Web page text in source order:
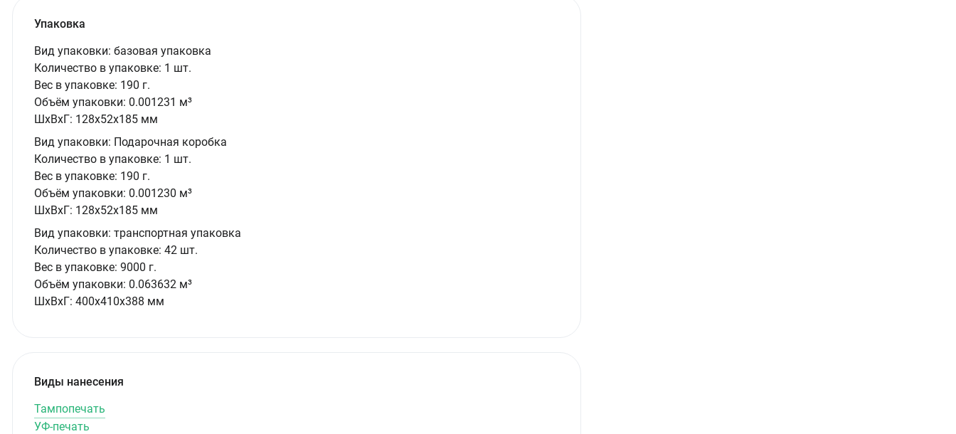
Упаковка
Вид упаковки: базовая упаковка
Количество в упаковке: 1 шт.
Вес в упаковке: 190 г.
Объём упаковки: 0.001231 м³
ШxВxГ: 128x52x185 мм
Вид упаковки: Подарочная коробка
Количество в упаковке: 1 шт.
Вес в упаковке: 190 г.
Объём упаковки: 0.001230 м³
ШxВxГ: 128x52x185 мм
Вид упаковки: транспортная упаковка
Количество в упаковке: 42 шт.
Вес в упаковке: 9000 г.
Объём упаковки: 0.063632 м³
ШxВxГ: 400x410x388 мм
Виды нанесения
Тампопечать
УФ-печать